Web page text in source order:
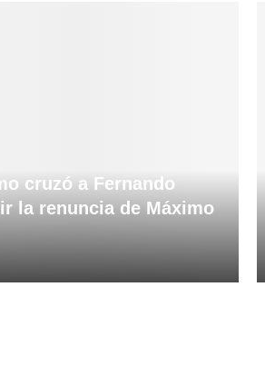
cruzó a Fernando
la renuncia de Máximo